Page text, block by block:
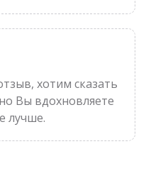
хотим сказать
Вы вдохновляете
лучше.